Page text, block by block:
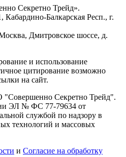
Секретно Трейд».
Балкарская Респ., г.
Дмитровское шоссе, д.
и использование
цитирование возможно
на сайт.
Секретно Трейд".
ЭЛ № ФС 77-79634 от
службой по надзору в
технологий и массовых
и Согласие на обработку